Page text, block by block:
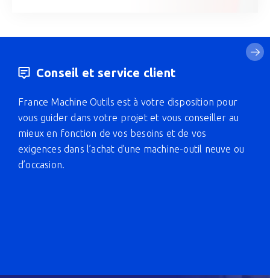
Conseil et service client
France Machine Outils est à votre disposition pour
vous guider dans votre projet et vous conseiller au
mieux en fonction de vos besoins et de vos
exigences dans l’achat d’une machine-outil neuve ou
d’occasion.